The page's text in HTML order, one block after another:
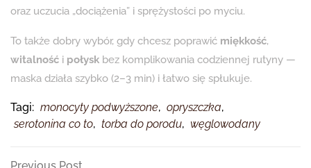
oraz uczucia „dociążenia” i sprężystości po myciu.
To także dobry wybór, gdy chcesz poprawić miękkość,
witalność i połysk bez komplikowania codziennej rutyny —
maska działa szybko (2–3 min) i łatwo się spłukuje.
Tagi: monocyty podwyższone, opryszczka,
serotonina co to, torba do porodu, węglowodany
Previous